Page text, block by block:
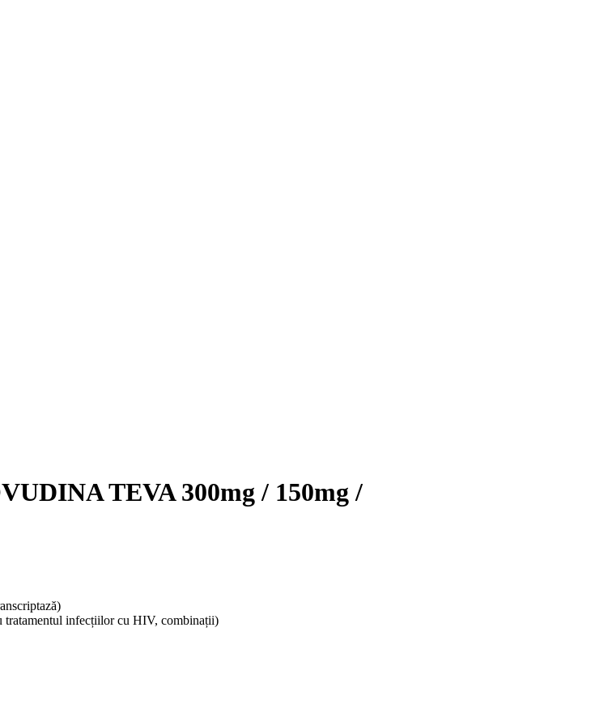
TEVA 300mg / 150mg /
tratamentul infecțiilor cu HIV, combinații)